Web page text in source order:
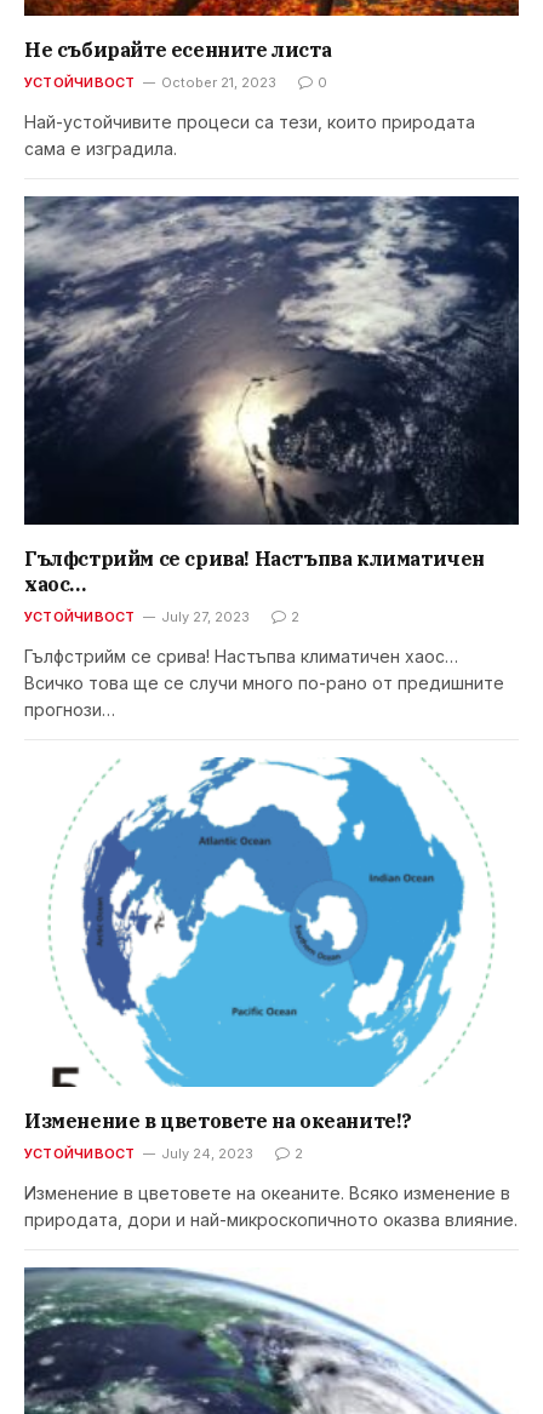
Не събирайте есенните листа
УСТОЙЧИВОСТ October 21, 2023 0
Най-устойчивите процеси са тези, които природата
сама е изградила.
Гълфстрийм се срива! Настъпва климатичен
хаос…
УСТОЙЧИВОСТ July 27, 2023 2
Гълфстрийм се срива! Настъпва климатичен хаос…
Всичко това ще се случи много по-рано от предишните
прогнози…
Изменение в цветовете на океаните!?
УСТОЙЧИВОСТ July 24, 2023 2
Изменение в цветовете на океаните. Всяко изменение в
природата, дори и най-микроскопичното оказва влияние.